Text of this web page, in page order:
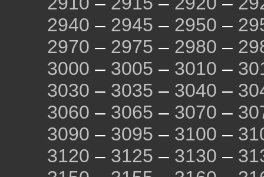
2940 – 2945 – 2950 –
2970 – 2975 – 2980 –
3000 – 3005 – 3010 –
3030 – 3035 – 3040 –
3060 – 3065 – 3070 –
3090 – 3095 – 3100 –
3120 – 3125 – 3130 –